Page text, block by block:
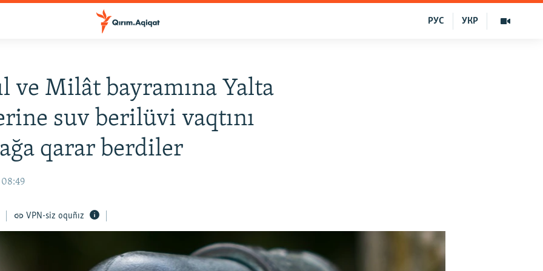
УКР
РУС
ve Milât bayramına Yalta
suv berilüvi vaqtını
qarar berdiler
VPN-siz oquñız